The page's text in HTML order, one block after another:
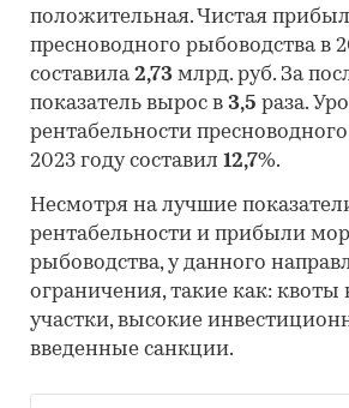
положительная. Чистая
пресноводного рыбоводства в
составила2,73 млрд. руб. За
показатель вырос в 3,5 раза.
рентабельности
2023 году составил 12,7%.
Несмотря на лучшие
рентабельности и прибыли
рыбоводства, у данного
ограничения, такие как: квоты
участки, высокие
введенные санкции.